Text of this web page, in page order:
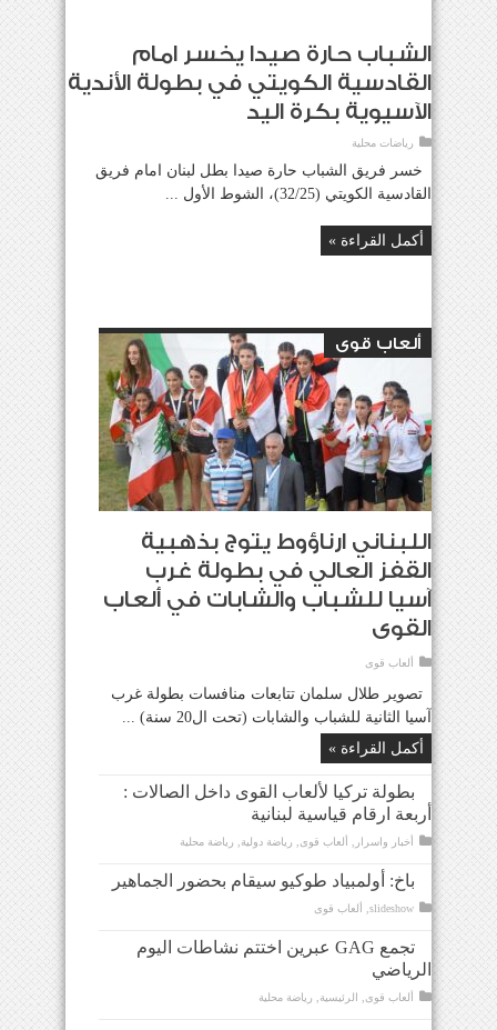
الشباب حارة صيدا يخسر امام
القادسية الكويتي في بطولة الأندية
الآسيوية بكرة اليد
رياضات محلية
خسر فريق الشباب حارة صيدا بطل لبنان امام فريق
القادسية الكويتي (32/25)، الشوط الأول ...
أكمل القراءة »
ألعاب قوى
اللبناني ارناؤوط يتوج بذهبية
القفز العالي في بطولة غرب
آسيا للشباب والشابات في ألعاب
القوى
ألعاب قوى
تصوير طلال سلمان تتابعات منافسات بطولة غرب
آسيا الثانية للشباب والشابات (تحت ال20 سنة) ...
أكمل القراءة »
بطولة تركيا لألعاب القوى داخل الصالات :
أربعة ارقام قياسية لبنانية
أخبار واسرار ألعاب قوى رياضة دولية رياضة محلية
باخ: أولمبياد طوكيو سيقام بحضور الجماهير
slideshow ألعاب قوى
تجمع GAG عبرين اختتم نشاطات اليوم
الرياضي
ألعاب قوى الرئيسية رياضة محلية